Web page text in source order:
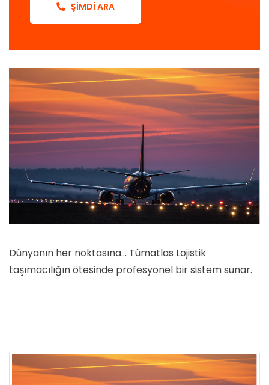
ŞIMDI ARA
Dünyanın her noktasına… Tümatlas Lojistik
taşımacılığın ötesinde profesyonel bir sistem sunar.